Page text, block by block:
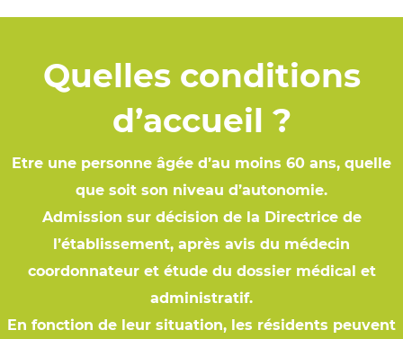
Quelles conditions
d’accueil ?
Etre une personne âgée d’au moins 60 ans, quelle
que soit son niveau d’autonomie.
Admission sur décision de la Directrice de
l’établissement, après avis du médecin
coordonnateur et étude du dossier médical et
administratif.
En fonction de leur situation, les résidents peuvent